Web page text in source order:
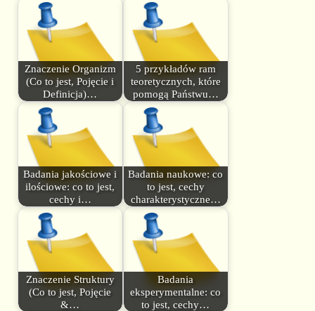
Znaczenie Organizm
(Co to jest, Pojęcie i
Definicja)…
5 przykładów ram
teoretycznych, które
pomogą Państwu…
Badania jakościowe i
ilościowe: co to jest,
cechy i…
Badania naukowe: co
to jest, cechy
charakterystyczne…
Znaczenie Struktury
(Co to jest, Pojęcie
&…
Badania
eksperymentalne: co
to jest, cechy…